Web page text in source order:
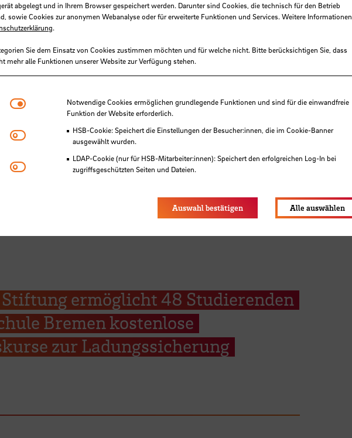
weitere Schwangere zur
ihrer Prüfungen
ermöglicht 48 Studierenden
Bremen kostenlose
zur Ladungssicherung
abgelegt und in Ihrem Browser gespeichert werden. Darunter sind Cookies, die technisch für den Betrieb
sowie Cookies zur anonymen Webanalyse oder für erweiterte Funktionen und Services. Weitere Informationen
.
Sie dem Einsatz von Cookies zustimmen möchten und für welche nicht. Bitte berücksichtigen Sie, dass
mehr alle Funktionen unserer Website zur Verfügung stehen.
Notwendige CookiesNotwendige Cookies ermöglichen grundlegende Funktionen und sind für die einwandfreie
Funktion der Website erforderlich.
HSB-Cookie: Speichert die Einstellungen der Besucher:innen, die im Cookie-Banner
ausgewählt wurden.
LDAP-Cookie (nur für HSB-Mitarbeiter:innen): Speichert den erfolgreichen Log-In bei
zugriffsgeschützten Seiten und Dateien.
Matomo
Youtube
Auswahl bestätigen Alle auswählen